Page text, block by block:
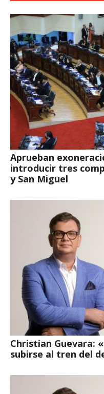
Aprueban
introducir tres
y San Miguel
Christian Guevara:
subirse al tren del